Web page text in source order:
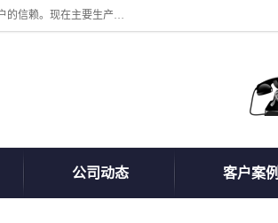
诸城汇泽机械有限公司是一家高新技术设备制造企业。公司坚持以高技术和，高服务于用户，以的环保机械制造设备赢的用户的信赖。现在主要生产死亡畜禽无害化处理和立式和卧式有机肥设备，搅拌机，烘干机，高温发酵机等。污水处理设备，固液分离机。气浮机，化制机等。公司秉承品质，用户至上，科技创新的经营理。
公司动态 客户案例